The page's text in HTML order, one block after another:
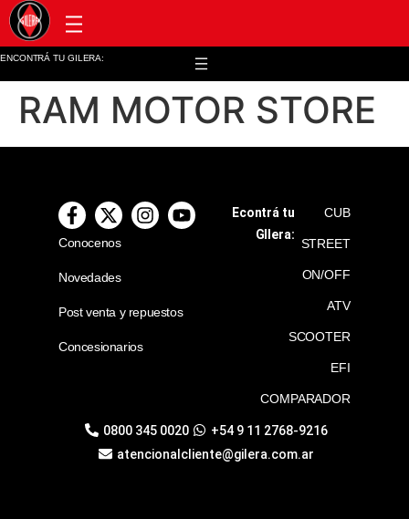
ENCONTRÁ TU GILERA:
RAM MOTOR STORE
Conocenos
Novedades
Post venta y repuestos
Concesionarios
Econtrá tu
GIlera:
CUB
STREET
ON/OFF
ATV
SCOOTER
EFI
COMPARADOR
0800 345 0020
+54 9 11 2768-9216
atencionalcliente@gilera.com.ar